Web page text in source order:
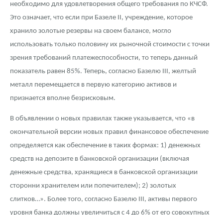
необходимо для удовлетворения общего требования по КЧСФ.
Это означает, что если при Базеле II, учреждение, которое
хранило золотые резервы на своем балансе, могло
использовать только половину их рыночной стоимости с точки
зрения требований платежеспособности, то теперь данный
показатель равен 85%. Теперь, согласно Базелю III, желтый
металл перемещается в первую категорию активов и
признается вполне безрисковым.
В объявлении о новых правилах также указывается, что «в
окончательной версии новых правил финансовое обеспечение
определяется как обеспечение в таких формах: 1) денежных
средств на депозите в банковской организации (включая
денежные средства, хранящиеся в банковской организации
сторонни хранителем или попечителем); 2) золотых
слитков…». Более того, согласно Базелю III, активы первого
уровня банка должны увеличиться с 4 до 6% от его совокупных